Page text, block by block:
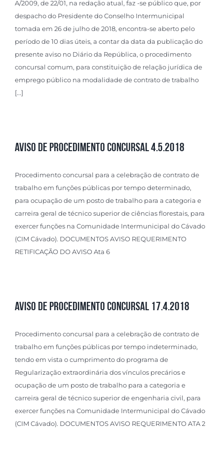
A/2009, de 22/01, na redação atual, faz -se público que, por
despacho do Presidente do Conselho Intermunicipal
tomada em 26 de julho de 2018, encontra-se aberto pelo
período de 10 dias úteis, a contar da data da publicação do
presente aviso no Diário da República, o procedimento
concursal comum, para constituição de relação jurídica de
emprego público na modalidade de contrato de trabalho
[...]
Aviso de Procedimento Concursal 4.5.2018
Procedimento concursal para a celebração de contrato de
trabalho em funções públicas por tempo determinado,
para ocupação de um posto de trabalho para a categoria e
carreira geral de técnico superior de ciências florestais, para
exercer funções na Comunidade Intermunicipal do Cávado
(CIM Cávado). DOCUMENTOS AVISO REQUERIMENTO
RETIFICAÇÃO DO AVISO Ata 6
Aviso de Procedimento Concursal 17.4.2018
Procedimento concursal para a celebração de contrato de
trabalho em funções públicas por tempo indeterminado,
tendo em vista o cumprimento do programa de
Regularização extraordinária dos vínculos precários e
ocupação de um posto de trabalho para a categoria e
carreira geral de técnico superior de engenharia civil, para
exercer funções na Comunidade Intermunicipal do Cávado
(CIM Cávado). DOCUMENTOS AVISO REQUERIMENTO ATA 2